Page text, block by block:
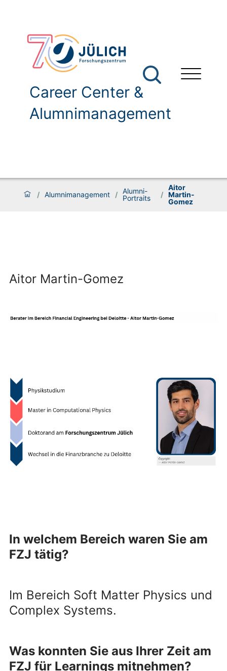
Career Center &
Alumnimanagement
/ Alumnimanagement / Alumni-
Portraits
/
Aitor
Martin-
Gomez
Aitor Martin-Gomez
In welchem Bereich waren Sie am
FZJ tätig?
Im Bereich Soft Matter Physics und
Complex Systems.
Was konnten Sie aus Ihrer Zeit am
FZJ für Learnings mitnehmen?